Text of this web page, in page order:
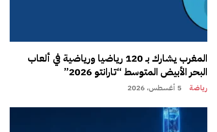
المغرب يشارك بـ 120 رياضيا ورياضية في ألعاب
البحر الأبيض المتوسط “تارانتو 2026”
رياضة 5 أغسطس، 2026